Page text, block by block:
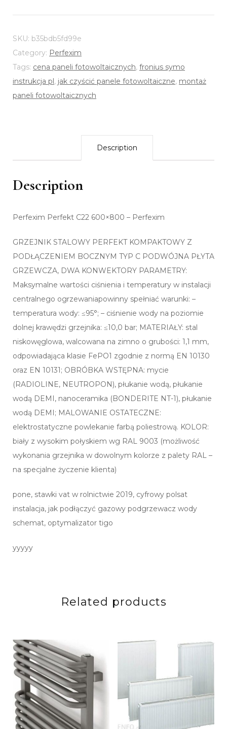
SKU: b35bdb5fd99e
Category: Perfexim
Tags: cena paneli fotowoltaicznych, fronius symo
instrukcja pl , jak czyścić panele fotowoltaiczne, montaż
paneli fotowoltaicznych
Description
Description
Perfexim Perfekt C22 600×800 – Perfexim
GRZEJNIK STALOWY PERFEKT KOMPAKTOWY Z
PODŁĄCZENIEM BOCZNYM TYP C PODWÓJNA PŁYTA
GRZEWCZA, DWA KONWEKTORY PARAMETRY:
Maksymalne wartości ciśnienia i temperatury w instalacji
centralnego ogrzewaniapowinny spełniać warunki: –
temperatura wody: ≤95°; – ciśnienie wody na poziomie
dolnej krawędzi grzejnika: ≤10,0 bar; MATERIAŁY: stal
niskowęglowa, walcowana na zimno o grubości: 1,1 mm,
odpowiadająca klasie FePO1 zgodnie z normą EN 10130
oraz EN 10131; OBRÓBKA WSTĘPNA: mycie
(RADIOLINE, NEUTROPON), płukanie wodą, płukanie
wodą DEMI, nanoceramika (BONDERITE NT-1), płukanie
wodą DEMI; MALOWANIE OSTATECZNE:
elektrostatyczne powlekanie farbą poliestrową. KOLOR:
biały z wysokim połyskiem wg RAL 9003 (możliwość
wykonania grzejnika w dowolnym kolorze z palety RAL –
na specjalne życzenie klienta)
pone, stawki vat w rolnictwie 2019, cyfrowy polsat
instalacja, jak podłączyć gazowy podgrzewacz wody
schemat, optymalizator tigo
yyyyy
Related products